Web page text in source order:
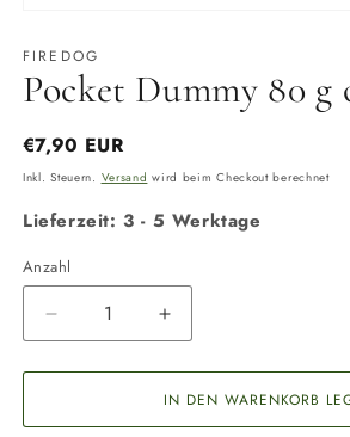
in
öffnen
FIREDOG
Pocket Dummy 80 g
Normaler
Preis
€7,90 EUR
Inkl. Steuern. Versand wird beim Checkout berechnet
Lieferzeit: 3 - 5 Werktage
Anzahl
Anzahl
Verringere
die
Menge
Pocket
Erhöhe
die
Menge
für
Pocket
IN DEN WARENKORB